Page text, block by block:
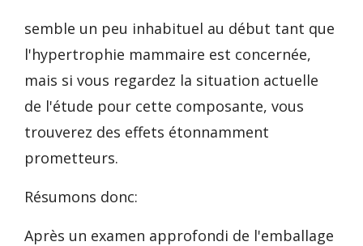
semble un peu inhabituel au début tant que
l'hypertrophie mammaire est concernée,
mais si vous regardez la situation actuelle
de l'étude pour cette composante, vous
trouverez des effets étonnamment
prometteurs.
Résumons donc:
Après un examen approfondi de l'emballage